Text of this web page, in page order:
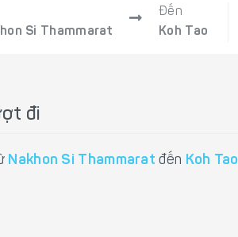
Si Thammarat
Đến
Koh Tao
đi
Nakhon Si Thammarat đến Koh Tao